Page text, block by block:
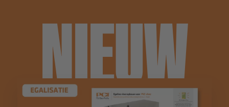
NIEUW